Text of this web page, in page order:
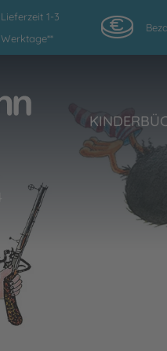
Lieferzeit 1-3
Werktage**